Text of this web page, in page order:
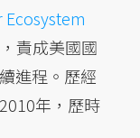
Ecosystem
責成美國國
進程。歷經
年，歷時